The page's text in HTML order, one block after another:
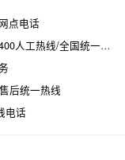
点电话
/全国统一维修电话是多少
后统一热线
电话